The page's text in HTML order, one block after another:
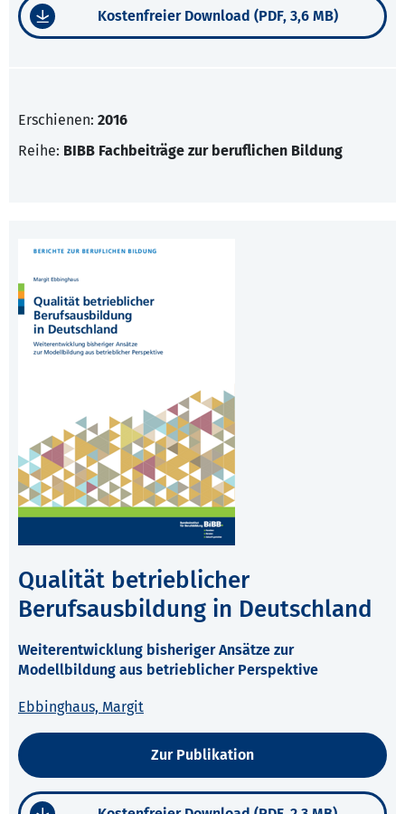
Kostenfreier Download (PDF, 3,6 MB)
Erschienen: 2016
Reihe: BIBB Fachbeiträge zur beruflichen Bildung
Qualität betrieblicher
Berufsausbildung in Deutschland
Weiterentwicklung bisheriger Ansätze zur
Modellbildung aus betrieblicher Perspektive
Ebbinghaus, Margit
Zur Publikation